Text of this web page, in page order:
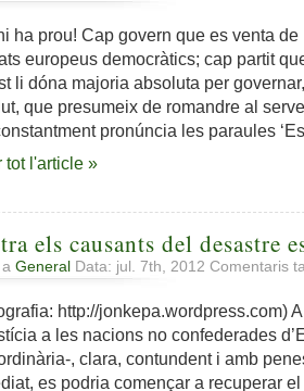
ha prou! Cap govern que es venta
europeus democràtics; cap partit
li dóna majoria absoluta per
que presumeix de romandre al
pronúncia les paraules
tot l'article »
els causants del desastre
General Data: jul. 7th, 2012 Comentaris
http://jonkepa.wordpress.com)
a les nacions no confederades
, clara, contundent i amb
es podria començar a recuperar